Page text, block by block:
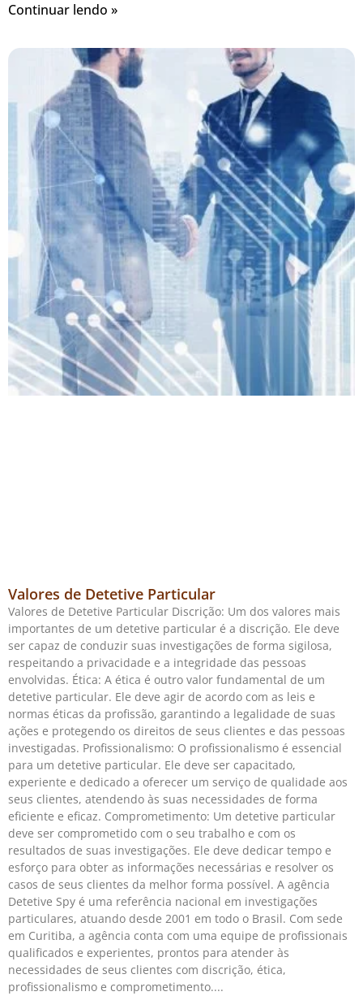
Continuar lendo »
Valores de Detetive Particular
Valores de Detetive Particular Discrição: Um dos valores mais
importantes de um detetive particular é a discrição. Ele deve
ser capaz de conduzir suas investigações de forma sigilosa,
respeitando a privacidade e a integridade das pessoas
envolvidas. Ética: A ética é outro valor fundamental de um
detetive particular. Ele deve agir de acordo com as leis e
normas éticas da profissão, garantindo a legalidade de suas
ações e protegendo os direitos de seus clientes e das pessoas
investigadas. Profissionalismo: O profissionalismo é essencial
para um detetive particular. Ele deve ser capacitado,
experiente e dedicado a oferecer um serviço de qualidade aos
seus clientes, atendendo às suas necessidades de forma
eficiente e eficaz. Comprometimento: Um detetive particular
deve ser comprometido com o seu trabalho e com os
resultados de suas investigações. Ele deve dedicar tempo e
esforço para obter as informações necessárias e resolver os
casos de seus clientes da melhor forma possível. A agência
Detetive Spy é uma referência nacional em investigações
particulares, atuando desde 2001 em todo o Brasil. Com sede
em Curitiba, a agência conta com uma equipe de profissionais
qualificados e experientes, prontos para atender às
necessidades de seus clientes com discrição, ética,
profissionalismo e comprometimento.